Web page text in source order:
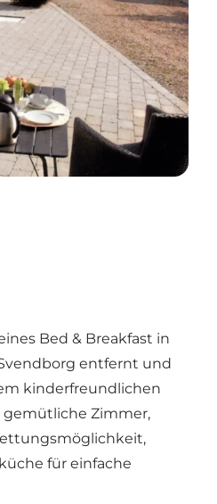
Bed & Breakfast in
entfernt und
kinderfreundlichen
gemütliche Zimmer,
für einfache